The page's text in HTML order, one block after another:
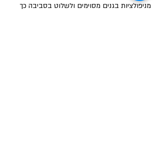
מניפולציות בגנים מסוימים ולשלוט בסביבה כך